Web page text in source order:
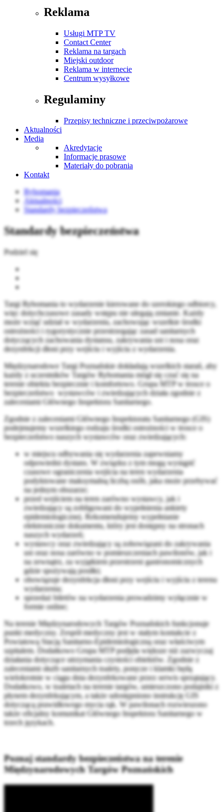
Reklama
Usługi MTP TV
Contact Center
Reklama na targach
Miejski outdoor
Reklama w internecie
Centrum wysyłkowe
Regulaminy
Przepisy techniczne i przeciwpożarowe
Aktualności
Media
Akredytacje
Informacje prasowe
Materiały do pobrania
Kontakt
Rybomania
Aktualności
Standardy bezpieczeństwa
Standardy bezpieczeństwa
Podziel się
Targi Rybomania to wydarzenie kierowane do szerokiego odbiorcy,
więc dotychczasowe zasady wstępu nie ulegają zmianie. Każdy
może wziąć udział w wydarzeniu, zachowując wszelkie środki
ostrożności i rygorystycznie przestrzegając zasad sanitarnych
dotyczących zachowania dystansu, zakrywania ust i nosa oraz
dezynfekcji dłoni przy wejściu i wyjściu z wydarzenia.
Międzynarodowe Targi Poznańskie dokładają wszelkich starań, aby
każdy z uczestników Targów Rybomania mógł się czuć się na
terenie obiektu bezpiecznie i komfortowo. Grupa MTP w trosce o
bezpieczeństwo wystawców i zwiedzających działa zgodnie z
zaleceniami Głównego Inspektora Sanitarnego.
Zgodnie z zaleceniami Głównego Inspektoratu Sanitarnego (GIS)
podejmujemy wszelkiego rodzaju środki ostrożności w trosce o
bezpieczeństwo naszych wystawców oraz zwiedzających:
w miejscu odbywania się wydarzenia zapewniamy
odpowiedni dystans. W związku z tym mogą wystąpić
czasowe ograniczenia wejścia na teren wydarzenia
podyktowane maksymalną liczbą osób, jaka może przebywać
na jednym obszarze;
przed wejściem na teren zarówno wystawcy, jak i
zwiedzający są zobligowani do wypełnienia ankiety
epidemiologicznej. Rekomendujemy wypełnianie
elektroniczne dokumentu, który jest dostępny na stronach
naszych wydarzeń;
wystawcy oraz zwiedzający są zobowiązani do zakrywania
ust oraz nosa zarówno w pomieszczeniach pawilonów, jak i
na zewnątrz, za wyjątkiem przestrzeni gastronomicznych
gdzie spożywają posiłki;
obowiązuje dezynfekcja dłoni przy wejściu i wyjściu z terenu
wydarzenia;
sprzedaż biletów na wydarzenia prowadzimy wyłącznie w
formie online;
Na terenie Międzynarodowych Targów Poznańskich funkcjonuje
punkt medyczny. Zespół medyczny jest w stałym kontakcie z
Powiatową Stacją Sanitarno-Epidemiologiczną oraz właściwym
szpitalem. Dodatkowo Grupa MTP podjęła większe niż zazwyczaj
działania dotyczące utrzymania czystości obiektów. Zgodnie z
zaleceniami służb sanitarnych toalety, poręcze i klamki będą
wielokrotnie w ciągu dnia dezynfekowane przez serwis sprzątający.
Dodatkowo, w toaletach na terenie targów, umieszczono podajniki z
płynem dezynfekującym, a także udostępniono instrukcję GIS
dotyczącą prawidłowego mycia rąk. W pawilonach rozwieszono
także oficjalny komunikat Głównego Inspektora Sanitarnego w
trzech językach.
Poznaj standardy bezpieczeństwa na terenie
Międzynarodowych Targów Poznańskich